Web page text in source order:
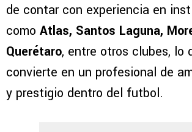
de contar con experiencia en
como Atlas, Santos Laguna,
Querétaro, entre otros clubes, lo
convierte en un profesional de
y prestigio dentro del futbol.